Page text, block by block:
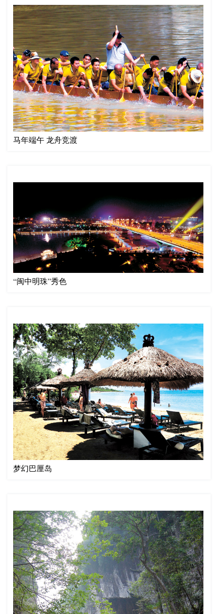
马年端午 龙舟竞渡
“闽中明珠”秀色
梦幻巴厘岛